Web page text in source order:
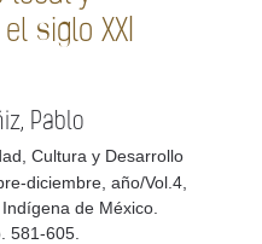
siglo XXI
Pablo
Cultura y Desarrollo
diciembre, año/Vol.4,
de México.
581-605.